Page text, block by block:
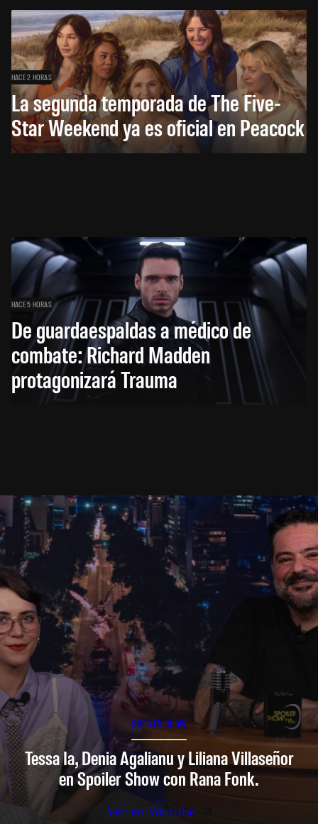
HACE 2 HORAS
La segunda temporada de The Five-
Star Weekend ya es oficial en Peacock
HACE 5 HORAS
De guardaespaldas a médico de
combate: Richard Madden
protagonizará Trauma
SPOILER SHOW
Tessa Ia, Denia Agalianu y Liliana Villaseñor
en Spoiler Show con Rana Fonk.
Ver en Youtube